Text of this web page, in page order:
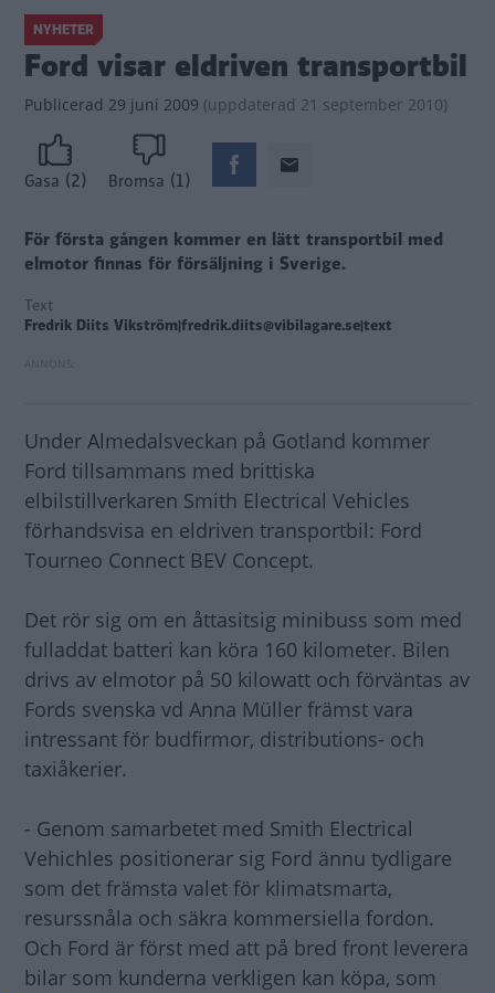
NYHETER
Ford visar eldriven transportbil
Publicerad 29 juni 2009 (uppdaterad 21 september 2010)
Gasa (2) Bromsa (1)
För första gången kommer en lätt transportbil med
elmotor finnas för försäljning i Sverige.
Text
Fredrik Diits Vikström|fredrik.diits@vibilagare.se|text
Under Almedalsveckan på Gotland kommer
Ford tillsammans med brittiska
elbilstillverkaren Smith Electrical Vehicles
förhandsvisa en eldriven transportbil: Ford
Tourneo Connect BEV Concept.
Det rör sig om en åttasitsig minibuss som med
fulladdat batteri kan köra 160 kilometer. Bilen
drivs av elmotor på 50 kilowatt och förväntas av
Fords svenska vd Anna Müller främst vara
intressant för budfirmor, distributions- och
taxiåkerier.
- Genom samarbetet med Smith Electrical
Vehichles positionerar sig Ford ännu tydligare
som det främsta valet för klimatsmarta,
resurssnåla och säkra kommersiella fordon.
Och Ford är först med att på bred front leverera
bilar som kunderna verkligen kan köpa, som